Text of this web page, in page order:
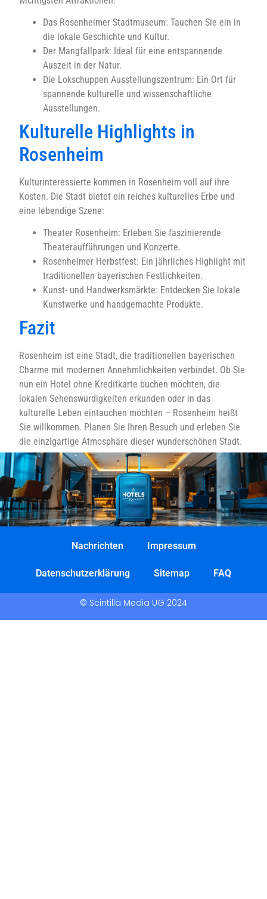
Das Rosenheimer Stadtmuseum: Tauchen Sie ein in
die lokale Geschichte und Kultur.
Der Mangfallpark: Ideal für eine entspannende
Auszeit in der Natur.
Die Lokschuppen Ausstellungszentrum: Ein Ort für
spannende kulturelle und wissenschaftliche
Ausstellungen.
Kulturelle Highlights in
Rosenheim
Kulturinteressierte kommen in Rosenheim voll auf ihre
Kosten. Die Stadt bietet ein reiches kulturelles Erbe und
eine lebendige Szene:
Theater Rosenheim: Erleben Sie faszinierende
Theateraufführungen und Konzerte.
Rosenheimer Herbstfest: Ein jährliches Highlight mit
traditionellen bayerischen Festlichkeiten.
Kunst- und Handwerksmärkte: Entdecken Sie lokale
Kunstwerke und handgemachte Produkte.
Fazit
Rosenheim ist eine Stadt, die traditionellen bayerischen
Charme mit modernen Annehmlichkeiten verbindet. Ob Sie
nun ein Hotel ohne Kreditkarte buchen möchten, die
lokalen Sehenswürdigkeiten erkunden oder in das
kulturelle Leben eintauchen möchten – Rosenheim heißt
Sie willkommen. Planen Sie Ihren Besuch und erleben Sie
die einzigartige Atmosphäre dieser wunderschönen Stadt.
Nachrichten Impressum
Datenschutzerklärung Sitemap FAQ
© Scintilla Media UG 2024